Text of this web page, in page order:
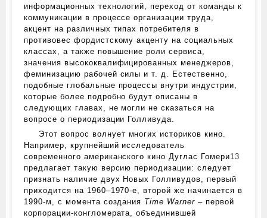
информационных технологий, переход от команды к
коммуникации в процессе организации труда,
акцент на различных типах потребителя в
противовес фордистскому акценту на социальных
классах, а также повышение роли сервиса,
значения высококвалифицированных менеджеров,
феминизацию рабочей силы и т. д. Естественно,
подобные глобальные процессы внутри индустрии,
которые более подробно будут описаны в
следующих главах, не могли не сказаться на
вопросе о периодизации Голливуда.
Этот вопрос волнует многих историков кино.
Например, крупнейший исследователь
современного американского кино Дуглас Гомери13
предлагает такую версию периодизации: следует
признать наличие двух Новых Голливудов, первый
приходится на 1960–1970‑е, второй же начинается в
1990‑м, с момента создания Time Warner – первой
корпорации-конгломерата, объединившей